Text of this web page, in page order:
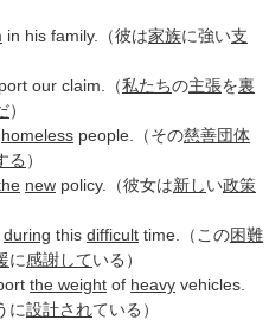
in his family.（彼は家族に強い支
our claim.（私たちの主張を裏
）
homeless people.（その慈善団体
る ）
new policy.（彼女は新しい政策
during this difficult time.（この困難
に感謝している）
the weight of heavy vehicles.
に設計されている）